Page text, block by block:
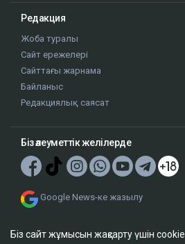
Редакция
Жоба туралы
Сайт ережелері
Сайттағы жарнама
Байланыс
Редакциялық саясат
Біз әлеуметтік желілерде
Google News-ке жазылу
Біз сайт жұмысын жақсарту үшін cookie